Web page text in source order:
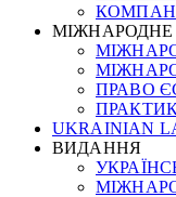
МІЖНАРОДНЕ
ПРАВО
UKRAINIAN
ВИДАННЯ